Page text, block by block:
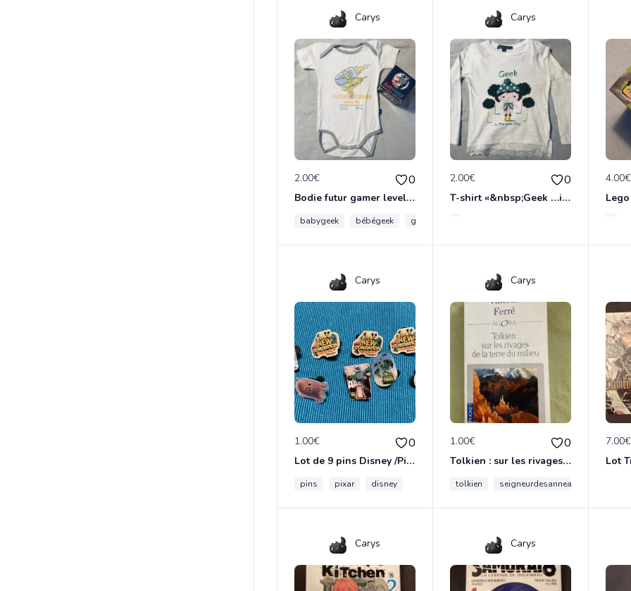
Carys
2.00€ 0
Bodie futur gamer level 01Babygeek
babygeek bébégeek gamer
Carys
2.00€ 0
T-shirt «&nbsp;Geek …is the new chic&nbsp;» 4 ans
4.00€
Carys
1.00€ 0
Lot de 9 pins Disney /Pixar variés
pins pixar disney
Carys
1.00€ 0
Tolkien : sur les rivages de la terre du milieu
tolkien seigneurdesanneaux
7.00€
Carys Carys